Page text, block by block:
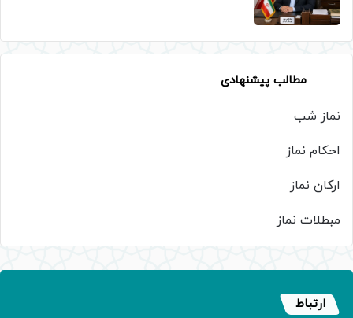
مطالب پیشنهادی
نماز شب
احکام نماز
ارکان نماز
مبطلات نماز
ارتباط